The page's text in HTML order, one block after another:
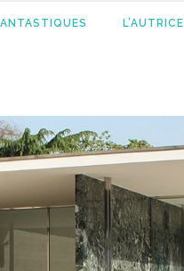
L’AUTRICE